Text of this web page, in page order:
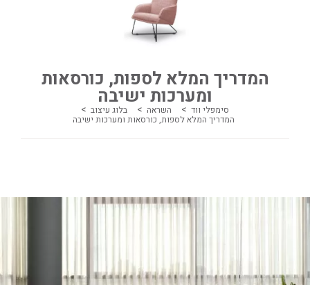
המדריך המלא לספות, כורסאות
ומערכות ישיבה
סימפלי ווד השראה בלוג עיצוב
המדריך המלא לספות, כורסאות ומערכות ישיבה